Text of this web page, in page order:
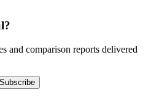
and comparison reports delivered
Subscribe